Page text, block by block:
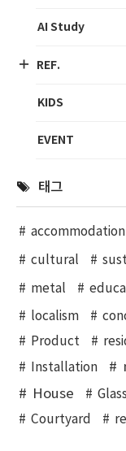
AI Study
REF.
KIDS
EVENT
태그
accommodation
cultural
metal
localism
Product
Installation
House Glass
Courtyard